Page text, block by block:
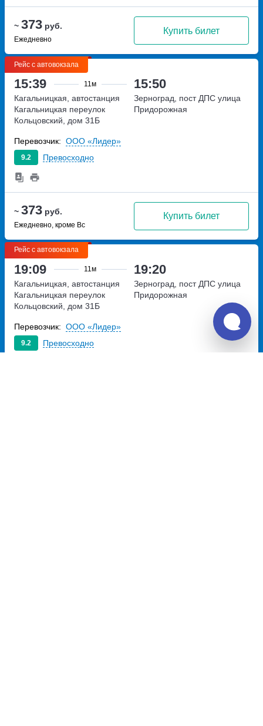
~ 373 руб.
Ежедневно
Купить билет
Рейс с автовокзала
15:39 11м 15:50
~ 373 руб.
Ежедневно, кроме Вс
Купить билет
Кагальницкая, автостанция
Кагальницкая переулок
Кольцовский, дом 31Б
Зерноград, пост ДПС улица
Придорожная
9.2 Превосходно
Перевозчик: ООО «Лидер»
Рейс с автовокзала
19:09 11м 19:20
Кагальницкая, автостанция
Кагальницкая переулок
Кольцовский, дом 31Б
Зерноград, пост ДПС улица
Придорожная
9.2 Превосходно
Перевозчик: ООО «Лидер»